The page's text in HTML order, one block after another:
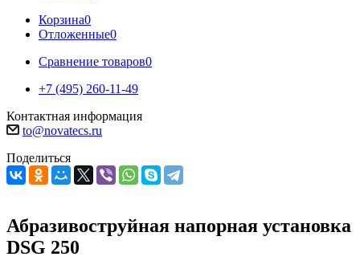
Корзина0
Отложенные0
Сравнение товаров0
+7 (495) 260-11-49
Контактная информация
to@novatecs.ru
Поделиться
Абразивоструйная напорная установка
DSG 250